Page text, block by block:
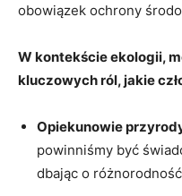
obowiązek ‍ochrony
W kontekście ekologii,
⁢kluczowych ​ról, jakie
Opiekunowie
powinniśmy⁣ być
dbając o